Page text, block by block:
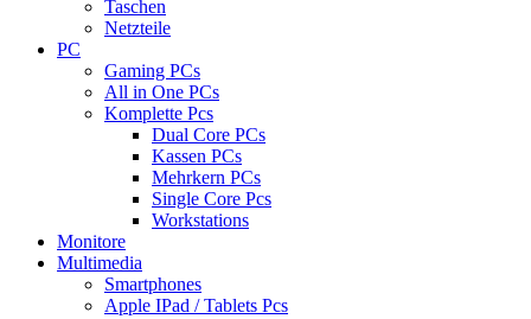
Taschen
Netzteile
PC
Gaming PCs
All in One PCs
Komplette Pcs
Dual Core PCs
Kassen PCs
Mehrkern PCs
Single Core Pcs
Workstations
Monitore
Multimedia
Smartphones
Apple IPad / Tablets Pcs